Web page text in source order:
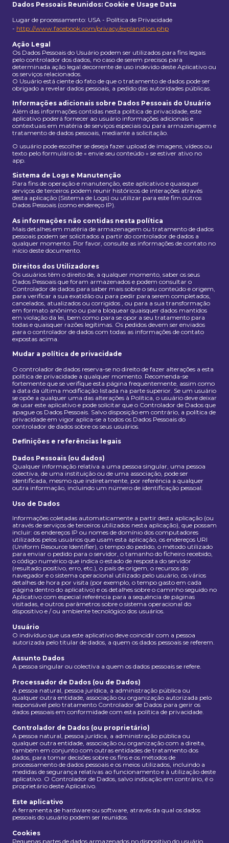
Dados Pessoais Reunidos: Cookie e Usage Data
Lugar de processamento: USA - Política de Privacidade
- http://www.facebook.com/privacy/explanation.php
Ação Legal
Os Dados Pessoais do Usuário podem ser utilizados para fins legais
pelo controlador dos dados, no caso de serem precisos para
determinada ação legal decorrente de uso indevido deste Aplicativo ou
os serviços relacionados.
O Usuário está ciente do fato de que o tratamento de dados pode ser
obrigado a revelar dados pessoais, a pedido das autoridades públicas.
Informações adicionais sobre Dados Pessoais do Usuário
Além das informações contidas nesta política de privacidade, este
aplicativo poderá fornecer ao usuário informações adicionais e
contextuais em matéria de serviços especiais ou para armazenagem e
tratamento de dados pessoais, mediante a solicitação.
O usuário pode escolher se deseja fazer upload de imagens, vídeos ou
texto pelo formulário de « envie seu conteúdo » se estiver ativo no
app.
Sistema de Logs e Manutenção
Para fins de operação e manutenção, este aplicativo e quaisquer
serviços de terceiros podem reunir históricos de interações através
desta aplicação (Sistema de Logs) ou utilizar para este fim outros
Dados Pessoais (como endereço IP).
As informações não contidas nesta política
Mais detalhes em matéria de armazenagem ou tratamento de dados
pessoais podem ser solicitados a partir do controlador de dados a
qualquer momento. Por favor, consulte as informações de contato no
início deste documento.
Direitos dos Utilizadores
Os usuários têm o direito de, a qualquer momento, saber os seus
Dados Pessoais que foram armazenados e podem consultar o
Controlador de dados para saber mais sobre o seu conteúdo e origem,
para verificar a sua exatidão ou para pedir para serem completados,
cancelados, atualizados ou corrigidos , ou para a sua transformação
em formato anônimo ou para bloquear quaisquer dados mantidos
em violação da lei, bem como para se opor a seu tratamento para
todas e quaisquer razões legítimas. Os pedidos devem ser enviados
para o controlador de dados com todas as informações de contato
expostas acima.
Mudar a política de privacidade
O controlador de dados reserva-se no direito de fazer alterações a esta
política de privacidade a qualquer momento. Recomenda-se
fortemente que se verifique esta página frequentemente, assim como
a data da última modificação listada na parte superior. Se um usuário
se opõe a qualquer uma das alterações à Política, o usuário deve deixar
de usar este aplicativo e pode solicitar que o Controlador de Dados que
apague os Dados Pessoais. Salvo disposição em contrário, a política de
privacidade em vigor aplica-se a todos os Dados Pessoais do
controlador de dados sobre os seus usuários.
Definições e referências legais
Dados Pessoais (ou dados)
Qualquer informação relativa a uma pessoa singular, uma pessoa
colectiva, de uma instituição ou de uma associação, pode ser
identificada, mesmo que indiretamente, por referência a qualquer
outra informação, incluindo um número de identificação pessoal.
Uso de Dados
Informações coletadas automaticamente a partir desta aplicação (ou
através de serviços de terceiros utilizados nesta aplicação), que possam
incluir: os endereços IP ou nomes de domínio dos computadores
utilizados pelos usuários que usam esta aplicação, os endereços URI
(Uniform Resource Identifier), o tempo do pedido, o método utilizado
para enviar o pedido para o servidor, o tamanho do ficheiro recebido,
o código numérico que indica o estado de resposta do servidor
(resultado positivo, erro, etc.), o país de origem, o recursos do
navegador e o sistema operacional utilizado pelo usuário, os vários
detalhes de hora por visita (por exemplo, o tempo gasto em cada
página dentro do aplicativo) e os detalhes sobre o caminho seguido no
Aplicativo com especial referência para a sequência de páginas
visitadas, e outros parâmetros sobre o sistema operacional do
dispositivo e / ou ambiente tecnológico dos usuários.
Usuário
O indivíduo que usa este aplicativo deve coincidir com a pessoa
autorizada pelo titular de dados, a quem os dados pessoais se referem.
Assunto Dados
A pessoa singular ou colectiva a quem os dados pessoais se refere.
Processador de Dados (ou de Dados)
A pessoa natural, pessoa jurídica, a administração pública ou
qualquer outra entidade, associação ou organização autorizada pelo
responsável pelo tratamento Controlador de Dados para gerir os
dados pessoais em conformidade com esta política de privacidade.
Controlador de Dados (ou proprietário)
A pessoa natural, pessoa jurídica, a administração pública ou
qualquer outra entidade, associação ou organização com a direita,
também em conjunto com outras entidades de tratamento dos
dados, para tomar decisões sobre os fins e os métodos de
processamento de dados pessoais e os meios utilizados, incluindo a
medidas de segurança relativas ao funcionamento e à utilização deste
aplicativo. O Controlador de Dados, salvo indicação em contrário, é o
proprietário deste Aplicativo.
Este aplicativo
A ferramenta de hardware ou software, através da qual os dados
pessoais do usuário podem ser reunidos.
Cookies
Pequenas partes de dados armazenados no dispositivo do usuário.